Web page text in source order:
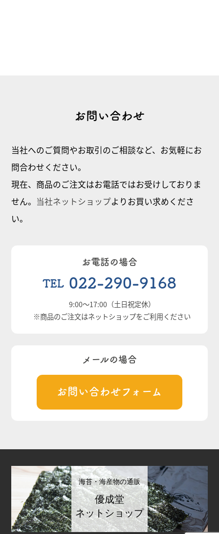
お問い合わせ
当社へのご質問やお取引のご相談など、お気軽にお
問合わせください。
現在、商品のご注文はお電話ではお受けしておりま
せん。 当社ネットショップよりお買い求めくださ
い。
お電話の場合
TEL 022-290-9168
9:00～17:00 （土日祝定休）
※商品のご注文はネットショップをご利用ください
メールの場合
お問い合わせフォーム
海苔・海産物の通販
優成堂
ネットショップ